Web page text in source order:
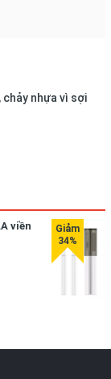
chảy nhựa vì sợi
viền